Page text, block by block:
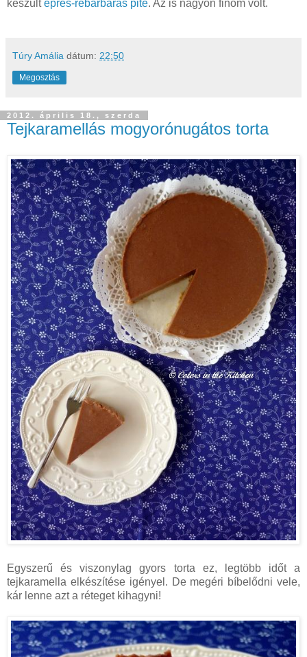
készültepres-rebarbarás pite. Az is nagyon finom volt.
Túry Amália dátum: 22:50
Megosztás
2012. április 18., szerda
Tejkaramellás mogyorónugátos torta
Egyszerű és viszonylag gyors torta ez, legtöbb időt a
tejkaramella elkészítése igényel. De megéri bíbelődni vele,
kár lenne azt a réteget kihagyni!